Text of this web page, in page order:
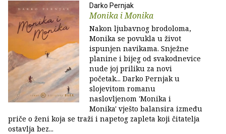
Darko Pernjak
Monika i Monika
Nakon ljubavnog brodoloma,
Monika se povukla u život
ispunjen navikama. Snježne
planine i bijeg od svakodnevice
nude joj priliku za novi
početak... Darko Pernjak u
slojevitom romanu
naslovljenom 'Monika i
Monika' vješto balansira između
priče o ženi koja se traži i napetog zapleta koji čitatelja
ostavlja bez...